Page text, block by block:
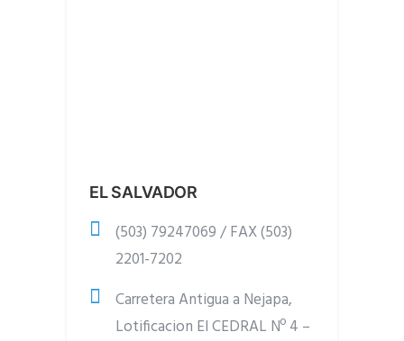
EL SALVADOR
(503) 79247069 / FAX (503)
2201-7202
Carretera Antigua a Nejapa,
Lotificacion El CEDRAL Nº 4 –